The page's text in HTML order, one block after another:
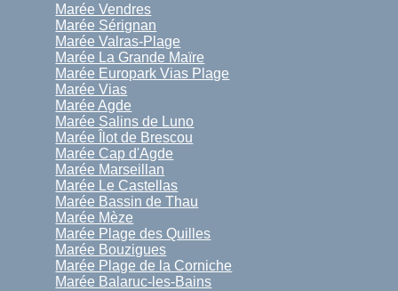
Marée Vendres
Marée Sérignan
Marée Valras-Plage
Marée La Grande Maïre
Marée Europark Vias Plage
Marée Vias
Marée Agde
Marée Salins de Luno
Marée Îlot de Brescou
Marée Cap d'Agde
Marée Marseillan
Marée Le Castellas
Marée Bassin de Thau
Marée Mèze
Marée Plage des Quilles
Marée Bouzigues
Marée Plage de la Corniche
Marée Balaruc-les-Bains